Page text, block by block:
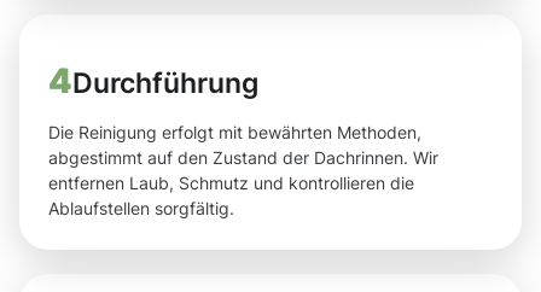
4Durchführung
Die Reinigung erfolgt mit bewährten Methoden,
abgestimmt auf den Zustand der Dachrinnen. Wir
entfernen Laub, Schmutz und kontrollieren die
Ablaufstellen sorgfältig.